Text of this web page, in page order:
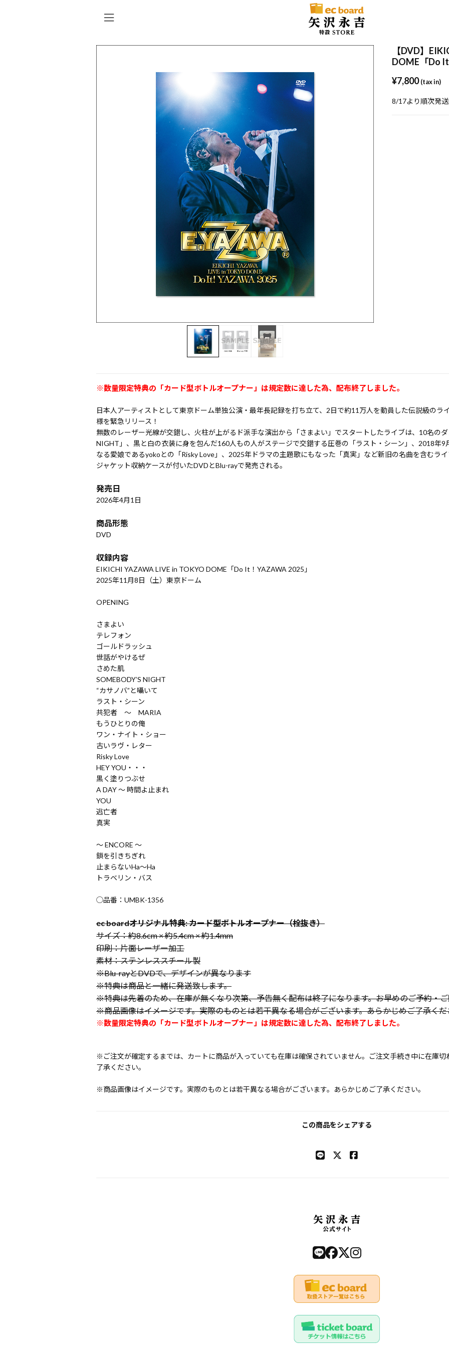
【DVD】
DOME「Do It
¥7,800 (tax in)
8/17より順次発
※数量限定特典の「カード型ボトルオープナー」は規定数に達した為、配布終了しました。
日本人アーティストとして東京ドーム単独公演・最年長記録を打ち立て、2日で約11万人を動員した伝説級のラ
様を緊急リリース！
無数のレーザー光線が交錯し、火柱が上がるド派手な演出から「さまよい」でスタートしたライブは、10名のダ
NIGHT」、黒と白の衣装に身を包んだ160人もの人がステージで交錯する圧巻の「ラスト・シーン」、2018年
なる愛娘であるyokoとの「Risky Love」、2025年ドラマの主題歌にもなった「真実」など新旧の名曲を含むライ
ジャケット収納ケースが付いたDVDとBlu-rayで発売される。
発売日
2026年4月1日
商品形態
DVD
収録内容
EIKICHI YAZAWA LIVE in TOKYO DOME「Do It！YAZAWA 2025」
2025年11月8日（土）東京ドーム
OPENING
さまよい
テレフォン
ゴールドラッシュ
世話がやけるぜ
さめた肌
SOMEBODY’S NIGHT
“カサノバ”と囁いて
ラスト・シーン
共犯者 ～ MARIA
もうひとりの俺
ワン・ナイト・ショー
古いラヴ・レター
Risky Love
HEY YOU・・・
黒く塗りつぶせ
A DAY ～ 時間よ止まれ
YOU
逃亡者
真実
～ ENCORE ～
鎖を引きちぎれ
止まらないHa～Ha
トラベリン・バス
◯品番：UMBK-1356
ec boardオリジナル特典: カード型ボトルオープナー（栓抜き）
サイズ：約8.6cm × 約5.4cm × 約1.4mm
印刷：片面レーザー加工
素材：ステンレススチール製
※Blu-rayとDVDで、デザインが異なります
※特典は商品と一緒に発送致します。
※特典は先着のため、在庫が無くなり次第、予告無く配布は終了になります。お早めのご予約・
※商品画像はイメージです。実際のものとは若干異なる場合がございます。あらかじめご了承くだ
※数量限定特典の「カード型ボトルオープナー」は規定数に達した為、配布終了しました。
※ご注文が確定するまでは、カートに商品が入っていても在庫は確保されていません。ご注文手続き中に在庫
了承ください。
※商品画像はイメージです。実際のものとは若干異なる場合がございます。あらかじめご了承ください。
この商品をシェアする